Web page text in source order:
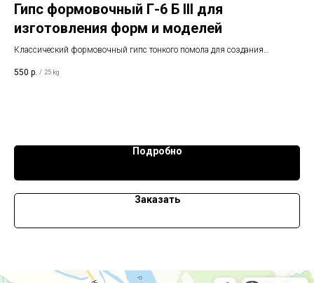
Гипс формовочный Г-6 Б III для
изготовления форм и моделей
Классический формовочный гипс тонкого помола для создания
художественных работах. Мешок 25 кг. Производитель: Самарский
550 р. / 25 kg
Подробно
Заказать